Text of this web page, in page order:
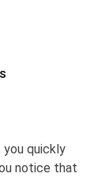
you quickly
notice that